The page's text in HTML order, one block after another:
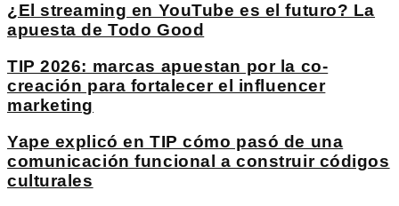
¿El streaming en YouTube es el futuro? La
apuesta de Todo Good
TIP 2026: marcas apuestan por la co-
creación para fortalecer el influencer
marketing
Yape explicó en TIP cómo pasó de una
comunicación funcional a construir códigos
culturales